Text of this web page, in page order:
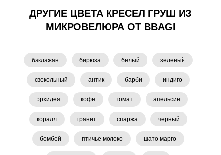
ДРУГИЕ ЦВЕТА КРЕСЕЛ ГРУШ ИЗ
МИКРОВЕЛЮРА ОТ BBAGI
баклажан бирюза белый зеленый
свекольный антик барби индиго
орхидея кофе томат апельсин
коралл гранит спаржа черный
бомбей птичье молоко шато марго